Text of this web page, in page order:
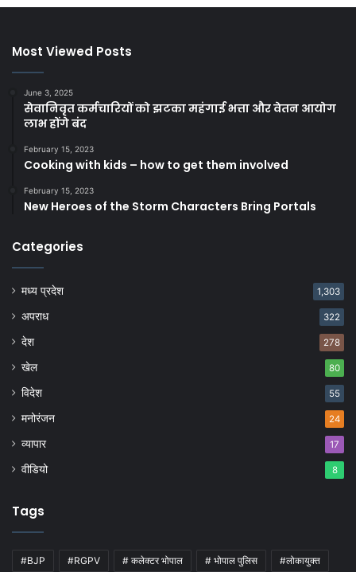
Most Viewed Posts
June 3, 2025
सेवानिवृत कर्मचारियों को झटका महंगाई भत्ता और वेतन आयोग
लाभ होंगे बंद
February 15, 2023
Cooking with kids – how to get them involved
February 15, 2023
New Heroes of the Storm Characters Bring Portals
Categories
मध्य प्रदेश 1,303
अपराध 322
देश 278
खेल 80
विदेश 55
मनोरंजन 24
व्यापार 17
वीडियो 8
Tags
#BJP #RGPV # कलेक्टर भोपाल # भोपाल पुलिस #लोकायुक्त